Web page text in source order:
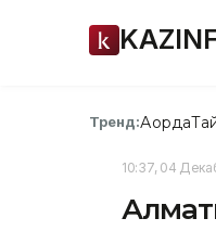
Тренд:Ақорда
10:37, 04